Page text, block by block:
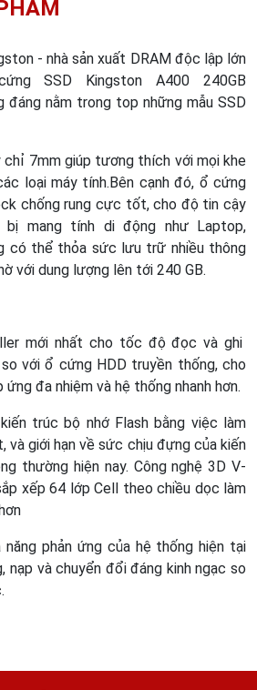
- nhà sản xuất DRAM độc lập lớn
SSD Kingston A400 240GB
đáng nằm trong top những mẫu SSD
7mm giúp tương thích với mọi khe
loại máy tính.Bên cạnh đó, ổ cứng
chống rung cực tốt, cho độ tin cậy
mang tính di động như Laptop,
có thể thỏa sức lưu trữ nhiều thông
với dung lượng lên tới 240 GB.
mới nhất cho tốc độ đọc và ghi
với ổ cứng HDD truyền thống, cho
ứng đa nhiệm và hệ thống nhanh hơn.
trúc bộ nhớ Flash bằng việc làm
và giới hạn về sức chịu đựng của kiến
thường hiện nay. Công nghệ 3D V-
xếp 64 lớp Cell theo chiều dọc làm
năng phản ứng của hệ thống hiện tại
nạp và chuyển đổi đáng kinh ngạc so